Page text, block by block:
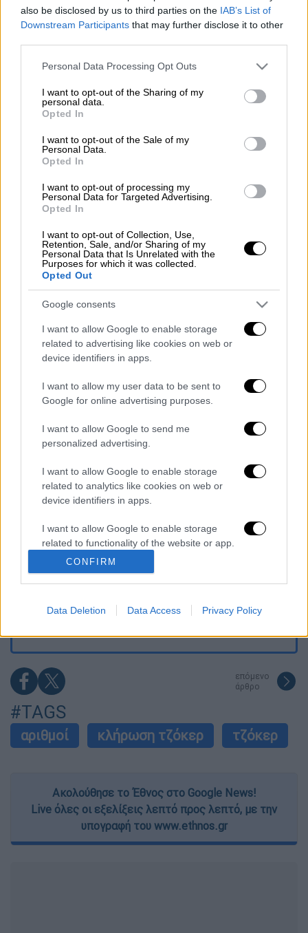
also be disclosed by us to third parties on the IAB’s List of
Downstream Participants that may further disclose it to other
Please note that this website/app uses one or more Google
not limited to your visit or usage behaviour. You may click to
grant or deny consent to Google and its third-party tags to
use your data for below specified purposes in below Google
consent section.
Personal Data Processing Opt Outs
I want to opt-out of the Sharing of my
personal data.
Opted In
I want to opt-out of the Sale of my
Personal Data.
Opted In
I want to opt-out of processing my
Personal Data for Targeted Advertising.
Opted In
I want to opt-out of Collection, Use,
Retention, Sale, and/or Sharing of my
Personal Data that Is Unrelated with the
Purposes for which it was collected.
Opted Out
Google consents
I want to allow Google to enable storage
related to advertising like cookies on web or
device identifiers in apps.
I want to allow my user data to be sent to
Google for online advertising purposes.
I want to allow Google to send me
personalized advertising.
I want to allow Google to enable storage
related to analytics like cookies on web or
device identifiers in apps.
I want to allow Google to enable storage
related to functionality of the website or app.
I want to allow Google to enable storage
related to personalization.
I want to allow Google to enable storage
user protection.
CONFIRM
Data Deletion Data Access Privacy Policy
Ολοκληρώθηκε ηκλήρωση Τζόκερτης
Κυριακής15 Νοεμβρίου 2020, με
αριθμό2207και οι τυχεροί αριθμοί είναι οι
κλήρωση Τζοκερ
opap.gr
Διαβάστε ακόμη
Kadebostany στο ethnos.gr: «Κάποτε
πίστευα ότι το να είσαι outsider ήταν
αδυναμία, τώρα το βλέπω ως δύναμη»
«Χωρίς σκηνές και κουβέρτες σε ακραίες
θερμοκρασίες»: Σε δραματικές συνθήκες
χιλιάδες μετανάστες στη Θέουτα
«Δεν υπήρχε οικονομικό κίνητρο» λέει ο
δικηγόρος του 55χρονου που είχε τον νεκρό
του πατέρα σε καταψύκτη στον Μυστρά
τον Τραμπ ετοιμάζεται να κάνει
γεωτρήσεις στη Γροιλανδία... χωρίς άδεια
επόμενο
άρθρο
#TAGS
αριθμοί κλήρωση τζόκερ τζόκερ
Ακολούθησε το Έθνος στο Google News!
Live όλες οι εξελίξεις λεπτό προς λεπτό, με την
υπογραφή του www.ethnos.gr